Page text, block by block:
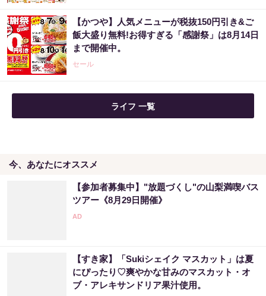
【かつや】人気メニューが税抜150円引き&ご
飯大盛り無料!お得すぎる「感謝祭」は8月14日
まで開催中。
セール
ライフ 一覧
今、あなたにオススメ
【参加者募集中】"放題づくし"の山梨満喫バス
ツアー《8月29日開催》
【すき家】「Sukiシェイク マスカット」は夏
にぴったり♡爽やかな甘みのマスカット・オ
ブ・アレキサンドリア果汁使用。